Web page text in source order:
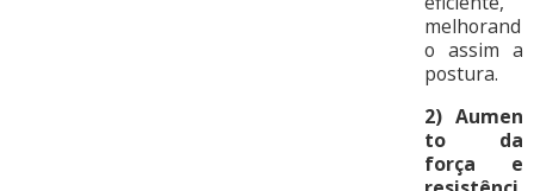
melhorand
o assim a
postura.
2) Aumen
to da
força e